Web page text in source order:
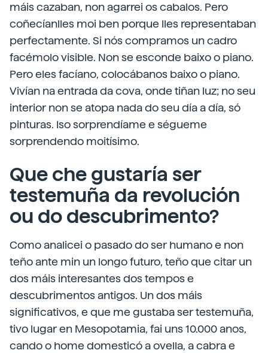
máis cazaban, non agarrei os cabalos. Pero
coñecíanlles moi ben porque lles representaban
perfectamente. Si nós compramos un cadro
facémolo visible. Non se esconde baixo o piano.
Pero eles facíano, colocábanos baixo o piano.
Vivían na entrada da cova, onde tiñan luz; no seu
interior non se atopa nada do seu día a día, só
pinturas. Iso sorprendíame e ségueme
sorprendendo moitísimo.
Que che gustaría ser
testemuña da revolución
ou do descubrimento?
Como analicei o pasado do ser humano e non
teño ante min un longo futuro, teño que citar un
dos máis interesantes dos tempos e
descubrimentos antigos. Un dos máis
significativos, e que me gustaba ser testemuña,
tivo lugar en Mesopotamia, fai uns 10.000 anos,
cando o home domesticó a ovella, a cabra e